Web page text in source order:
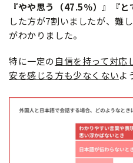
『やや思う（47.5％）』『と
した方が7割いましたが、難
がわかりました。
特に一定の自信を持って対応
安を感じる方も少なくないよ